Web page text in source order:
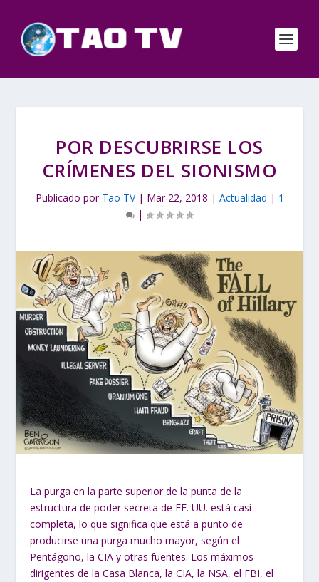
POR DESCUBRIRSE LOS
CRÍMENES DEL SIONISMO
Publicado por Tao TV| Mar 22, 2018 | Actualidad | 1
|
La purga en la parte superior de la punta de la
estructura de poder secreta de EE. UU. está casi
completa, lo que significa que está a punto de
producirse una purga mucho mayor, según el
Pentágono, la CIA y otras fuentes. Los máximos
dirigentes de la Casa Blanca, la CIA, la NSA, el FBI, el